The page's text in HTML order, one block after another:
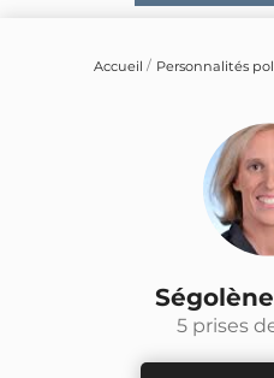
Accueil Personnalités
5 prises